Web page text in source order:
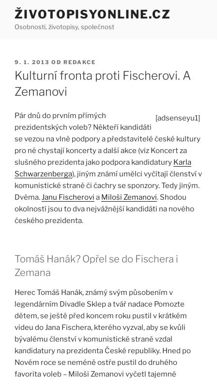
Přejít
obsahu
ŽIVOTOPISYONLINE.CZ
Osobnosti, životopisy, společnost
PUBLIKOVÁNO
9. 1. 2013 OD REDAKCE
Kulturní fronta proti Fischerovi. A
Zemanovi
[adsenseyu1]
Pár dnů do prvním přímých
prezidentských voleb? Někteří kandidáti
se vezou na vlně podpory a představitelé české kultury
pro ně chystají koncerty a další akce (viz Koncert za
slušného prezidenta jako podpora kandidatury Karla
Schwarzenberga), jiným známí umělci vyčítají členství v
komunistické straně či čachry se sponzory. Tedy jiným.
Dvěma.Janu Fischerovi a Miloši Zemanovi. Shodou
okolností jsou to dva nejvážnější kandidáti na nového
českého prezidenta.
Tomáš Hanák? Opřel se do Fischera i
Zemana
Herec Tomáš Hanák, známý svým působením v
legendárním Divadle Sklep a tvář nadace Pomozte
dětem, se ještě před koncem roku pustil v krátkém
videu do Jana Fischera, kterého vyzval, aby se kvůli
bývalému členství v komunistické straně vzdal
kandidatury na prezidenta České republiky. Hned po
Novém roce se neméně ostře pustil do druhého
favorita voleb – Miloši Zemanovi vyčetl tajemné